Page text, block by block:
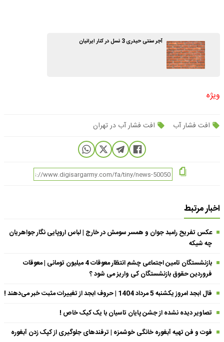
آجر سنتی حیدری 3 نسل در کنار ایرانیان
ویژه
افت فشار آب افت فشار آب در تهران
اخبار مرتبط
عکس تفریح رامبد جوان و همسر سومش در خارج | لباس اروپایی نگار جواهریان
چه شیکه
بازنشستگان تامین اجتماعی چشم انتظار معوقات 4 میلیون تومانی | معوقات
فروردین حقوق بازنشستگان کی واریز می شود ؟
فال ابجد امروز یکشنبه 5 مرداد 1404 | حروف ابجد از تغییرات مثبت خبر می‌دهند !
تصاویر دیده نشده از جشن پایان تاسیان با یک کیک خاص !
فوت و فن تهیه آبغوره خانگی خوشمزه | ترفندهای جلوگیری از کپک زدن آبغوره